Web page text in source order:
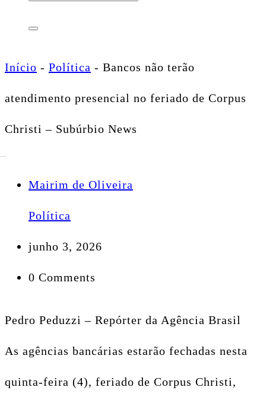
for:
Início - Política - Bancos não terão
atendimento presencial no feriado de Corpus
Christi – Subúrbio News
Mairim de Oliveira
Política
junho 3, 2026
0 Comments
Pedro Peduzzi – Repórter da Agência Brasil
As agências bancárias estarão fechadas nesta
quinta-feira (4), feriado de Corpus Christi,